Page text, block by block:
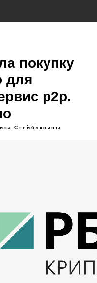
покупку
для
p2p.
Стейблкоины